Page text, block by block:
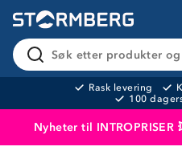
Søk etter produkter
Rask levering
100
Nyheter til